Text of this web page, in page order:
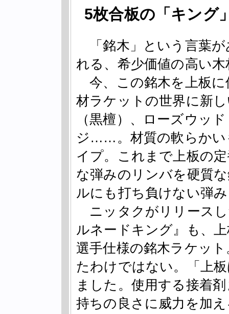
5枚合板の「キング
「銘木」という言葉が
れる、希少価値の高い
今、この銘木を上板に
材ラケットの世界に新
（黒檀）、ローズウッ
ジ……。材質の軟らかい
イプ。これまで上板の
な弾みのリンバを硬質
ルにも打ち負けない弾
ニッタクがリリース
ルネードキング』も、
選手仕様の銘木ラケッ
たわけではない。「上
ました。使用する接着
持ちの良さに威力を加